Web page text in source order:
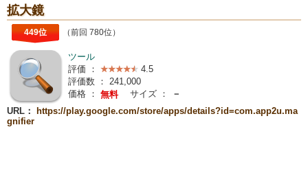
拡大鏡
449位 （前回 780位）
ツール
評価 ：
4.5
評価数 ： 241,000
価格 ： 無料 サイズ ：
－
URL：
https://play.google.com/store/apps/details?id=com.app2u.ma
gnifier